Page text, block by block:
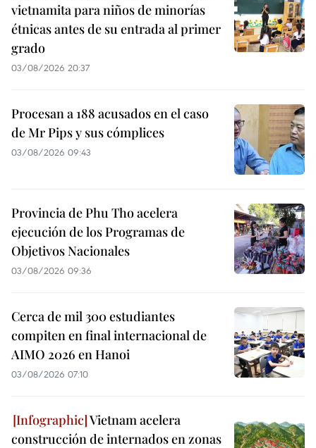
vietnamita para niños de minorías
étnicas antes de su entrada al primer
grado
03/08/2026 20:37
Procesan a 188 acusados en el caso
de Mr Pips y sus cómplices
03/08/2026 09:43
Provincia de Phu Tho acelera
ejecución de los Programas de
Objetivos Nacionales
03/08/2026 09:36
Cerca de mil 300 estudiantes
compiten en final internacional de
AIMO 2026 en Hanoi
03/08/2026 07:10
Vietnam acelera
construcción de internados en zonas